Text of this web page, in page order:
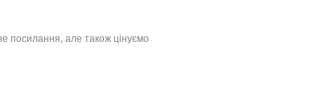
посилання, але також цінуємо